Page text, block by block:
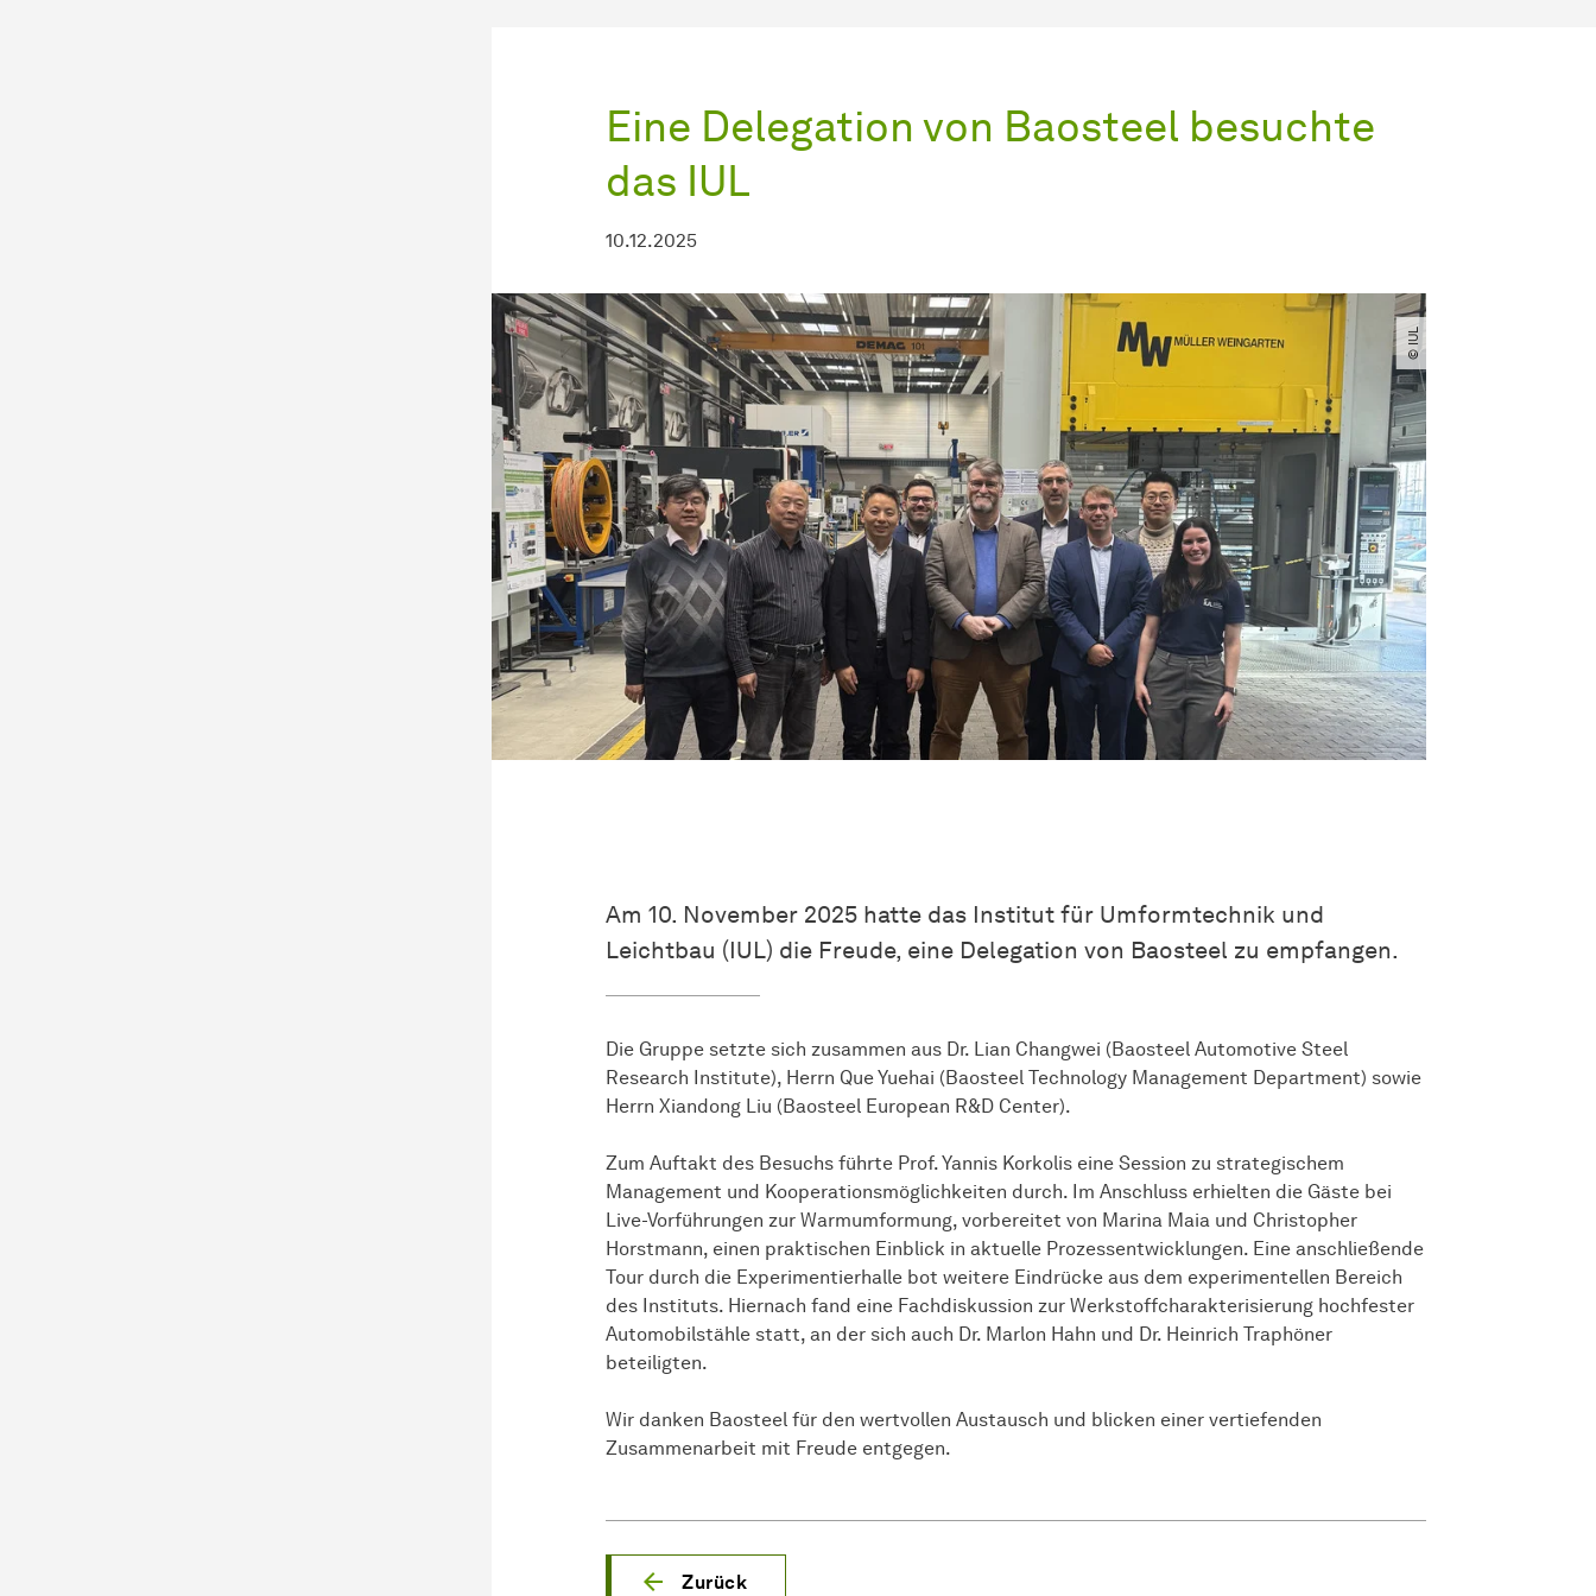
Eine Delegation von Baosteel besuchte
das IUL
10.12.2025
© IUL
Am 10. November 2025 hatte das Institut für Umformtechnik und
Leichtbau (IUL) die Freude, eine Delegation von Baosteel zu empfangen.
Die Gruppe setzte sich zusammen aus Dr. Lian Changwei (Baosteel Automotive Steel
Research Institute), Herrn Que Yuehai (Baosteel Technology Management Department) sowie
Herrn Xiandong Liu (Baosteel European R&D Center).
Zum Auftakt des Besuchs führte Prof. Yannis Korkolis eine Session zu strategischem
Management und Kooperationsmöglichkeiten durch. Im Anschluss erhielten die Gäste bei
Live-Vorführungen zur Warmumformung, vorbereitet von Marina Maia und Christopher
Horstmann, einen praktischen Einblick in aktuelle Prozessentwicklungen. Eine anschließende
Tour durch die Experimentierhalle bot weitere Eindrücke aus dem experimentellen Bereich
des Instituts. Hiernach fand eine Fachdiskussion zur Werkstoffcharakterisierung hochfester
Automobilstähle statt, an der sich auch Dr. Marlon Hahn und Dr. Heinrich Traphöner
beteiligten.
Wir danken Baosteel für den wertvollen Austausch und blicken einer vertiefenden
Zusammenarbeit mit Freude entgegen.
Zurück